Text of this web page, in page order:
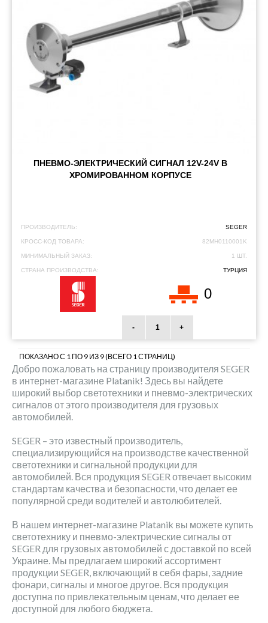
ПНЕВМО-ЭЛЕКТРИЧЕСКИЙ СИГНАЛ 12V-24V В
ХРОМИРОВАННОМ КОРПУСЕ
ПРОИЗВОДИТЕЛЬ: SEGER
КРОСС-КОД ТОВАРА: 82MH0110001K
МИНИМАЛЬНЫЙ ЗАКАЗ: 1 ШТ.
СТРАНА ПРОИЗВОДСТВА: ТУРЦИЯ
0
- +
ПОКАЗАНО С 1 ПО 9 ИЗ 9 (ВСЕГО 1 СТРАНИЦ)
Добро пожаловать на страницу производителя SEGER
в интернет-магазине Platanik! Здесь вы найдете
широкий выбор светотехники и пневмо-электрических
сигналов от этого производителя для грузовых
автомобилей.
SEGER – это известный производитель,
специализирующийся на производстве качественной
светотехники и сигнальной продукции для
автомобилей. Вся продукция SEGER отвечает высоким
стандартам качества и безопасности, что делает ее
популярной среди водителей и автолюбителей.
В нашем интернет-магазине Platanik вы можете купить
светотехнику и пневмо-электрические сигналы от
SEGER для грузовых автомобилей с доставкой по всей
Украине. Мы предлагаем широкий ассортимент
продукции SEGER, включающий в себя фары, задние
фонари, сигналы и многое другое. Вся продукция
доступна по привлекательным ценам, что делает ее
доступной для любого бюджета.